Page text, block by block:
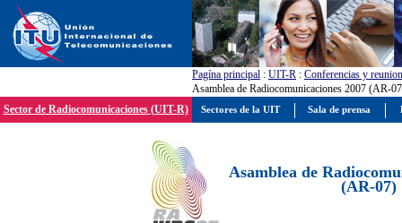
Pagína principal : UIT-R : Conferencias y
Asamblea de Radiocomunicaciones 2007 (AR-
Sector de Radiocomunicaciones (UIT-R)
Asamblea de
(AR-07)
Sectores de la UIT Sala de prensa